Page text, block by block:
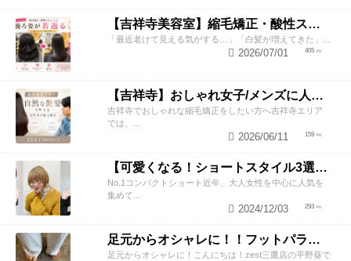
【吉祥寺美容室】縮毛矯正・酸性ストレートで若返り！後ろ姿が変わると見た目年齢も変わる？
「最近老けて見える気がする…」「白髪が増えてきた」...
405
2026/07/01
【吉祥寺】おしゃれ女子/メンズに人気の縮毛矯正｜自然な艶髪ストレート｜ZEST吉祥寺
吉祥寺でおしゃれな縮毛矯正をしたい方へ吉祥寺エリア
では、...
159
2026/06/11
【可愛くなる！ショートスタイル3選！】ZEST三鷹店 Yomo
No.1コンパクトショート近年、大人女性を中心に人気を
集めて...
293
2024/12/03
足元からオシャレに！！フットパラジェルネイル！
足元からオシャレに！こんにちは！zest三鷹店の平野葵で